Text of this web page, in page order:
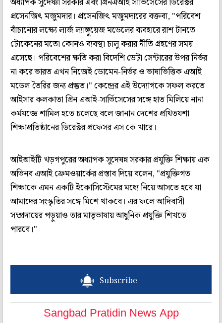
প্রসেনজিৎ মজুমদার। প্রসেনজিৎ মজুমদারের বক্তব্য, "পরিবেশ
বাঁচানোর লক্ষ্যে লার্জ ল্যাঙ্গুয়েজ মডেলের ব্যবহারে রাশ টানতে
টোকেনের মতো কোনও ব্যবস্থা চালু করার নীতি গ্রহণের সময়
এসেছে। পরিবেশের ক্ষতি করা বিদেশি ডেটা সেন্টারের উপর নির্ভর
না করে ভারত এখন নিজেই ডোমেন-নির্ভর ও ভাষাভিত্তিক এআই
মডেল তৈরির জন্য প্রস্তুত।" কেন্দ্রের এই উদ্যোগকে সফল করতে
আইসার কলকাতা গ্রিন এআই-সার্ভিসেসের সঙ্গে হাত মিলিয়ে নানা
কর্মযজ্ঞে শামিল হতে চলেছে বলে জানান দেশের প্রথিতযশা
শিক্ষাপ্রতিষ্ঠানের ডিরেক্টর প্রফেসর এস কে খারে।
আইআইটি খড়গপুরের অধ্যাপক সুদেষন্ন সরকার প্রযুক্তি শিক্ষায় এক
অভিনব এআই ফ্রেমওয়ার্কের প্রস্তাব দিয়ে বলেন, "প্রযুক্তিগত
শিক্ষাকে এমন একটি ইকোসিস্টেমের মধ্যে নিয়ে আসতে হবে যা
আমাদের সংস্কৃতির সঙ্গে মিশে থাকবে। এর ফলে আদিবাসী
সম্প্রদায়ের পড়ুয়াও তার মাতৃভাষায় আধুনিক প্রযুক্তি শিখতে
পারবে।"
Subscribe
Sangbad Pratidin News App